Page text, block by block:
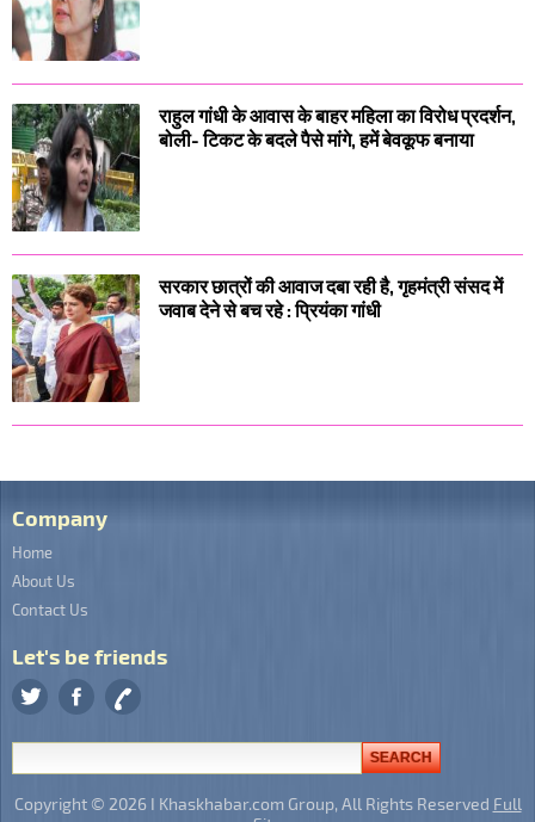
राहुल गांधी के आवास के बाहर महिला का विरोध प्रदर्शन,
बोली- टिकट के बदले पैसे मांगे, हमें बेवकूफ बनाया
सरकार छात्रों की आवाज दबा रही है, गृहमंत्री संसद में
जवाब देने से बच रहे : प्रियंका गांधी
Company
Home
About Us
Contact Us
Let's be friends
Copyright © 2026 I Khaskhabar.com Group, All Rights Reserved Full